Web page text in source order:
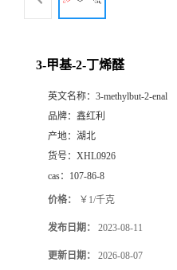
3-甲基-2-丁烯醛
英文名称： 3-methylbut-2-enal
品牌： 鑫红利
产地： 湖北
货号： XHL0926
cas： 107-86-8
价格： ￥1/千克
发布日期： 2023-08-11
更新日期： 2026-08-07